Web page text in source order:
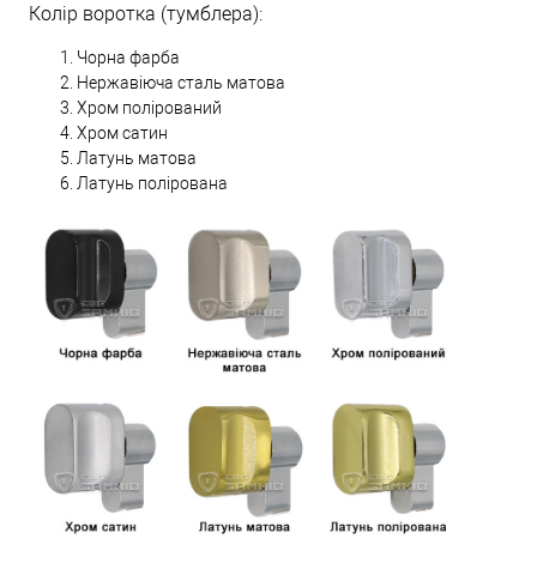
Колір воротка (тумблера):
Чорна фарба
Нержавіюча сталь матова
Хром полірований
Хром сатин
Латунь матова
Латунь полірована